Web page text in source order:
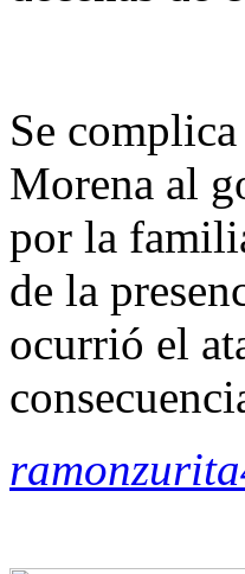
Se
Morena al
por la
de la
ocurrió el